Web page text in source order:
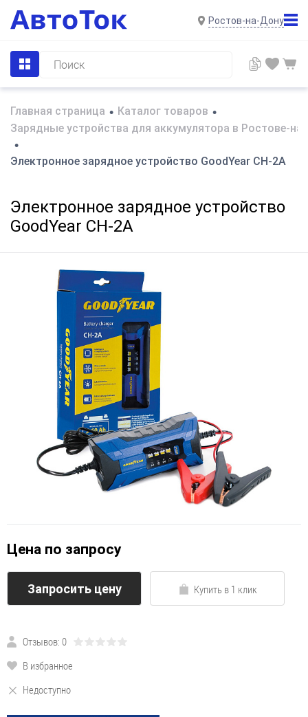
Ростов-на-Дону
Главная страница • Каталог товаров •
Зарядные устройства для аккумулятора в Ростове-
•
Электронное зарядное устройство GoodYear CH-2A
Электронное зарядное устройство
GoodYear CH-2A
Цена по запросу
Запросить цену Купить в 1 клик
Отзывов: 0
В избранное
Недоступно